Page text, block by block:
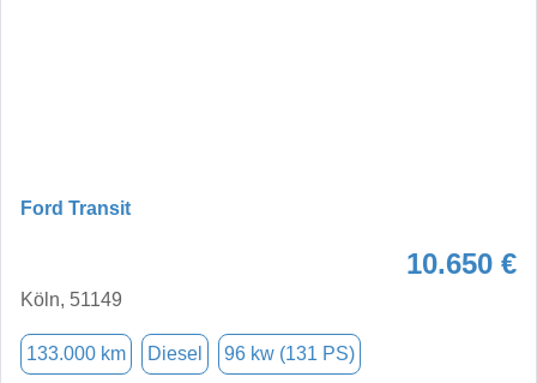
Ford Transit
10.650 €
Köln, 51149
133.000 km Diesel 96 kw (131 PS)